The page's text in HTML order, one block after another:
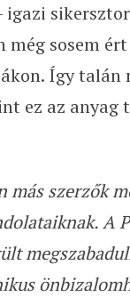
még sosem
Így talán
ez az
más szerzők
A